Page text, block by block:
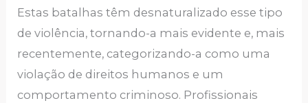
Estas batalhas têm desnaturalizado esse tipo
de violência, tornando-a mais evidente e, mais
recentemente, categorizando-a como uma
violação de direitos humanos e um
comportamento criminoso. Profissionais